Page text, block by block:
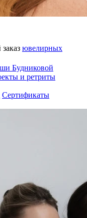
ювелирных
Будниковой
и ретриты
Сертификаты